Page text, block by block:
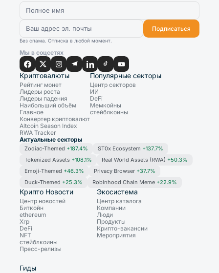
Подписаться
Без спама. Отписка в любой момент.
Мы в соцсетях
Криптовалюты
Рейтинг монет
Лидеры роста
Лидеры падения
Наибольший объём
Главное
Конвертер криптовалют
Altcoin Season Index
RWA Tracker
Популярные секторы
Центр секторов
ИИ
DeFi
Мемкойны
стейблкоины
Актуальные секторы
Zodiac-Themed +187.4% ST0x Ecosystem +137.7%
Tokenized Assets +108.1% Real World Assets (RWA) +50.3%
Emoji-Themed +46.3% Privacy Browser +37.7%
Duck-Themed +25.3% Robinhood Chain Meme +22.9%
Крипто Новости
Центр новостей
Биткойн
ethereum
Xrp
DeFi
NFT
стейблкоины
Пресс-релизы
Экосистема
Центр каталога
Компании
Люди
Продукты
Крипто-вакансии
Мероприятия
Гиды